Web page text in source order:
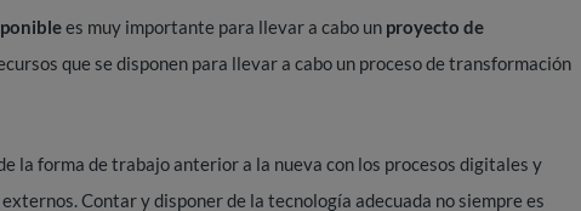
es muy importante para llevar a cabo un proyecto de
que se disponen para llevar a cabo un proceso de transformación
la forma de trabajo anterior a la nueva con los procesos digitales y
Contar y disponer de la tecnología adecuada no siempre es